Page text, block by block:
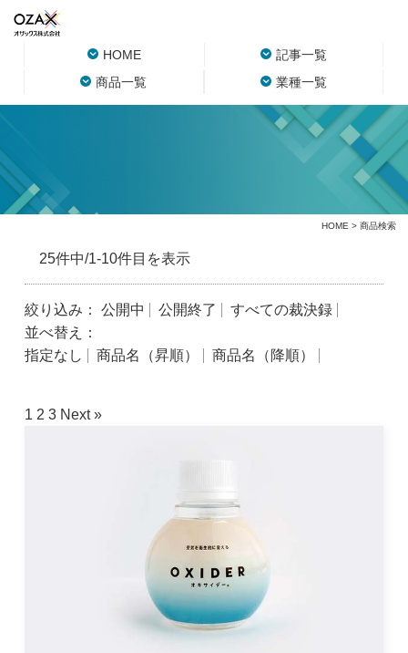
HOME
記事一覧
商品一覧
業種一覧
HOME > 商品検索
25件中/1-10件目を表示
絞り込み： 公開中 公開終了
すべての裁決録
並べ替え：
指定なし
商品名（昇順） 商品名（降順）
1 2 3 Next »